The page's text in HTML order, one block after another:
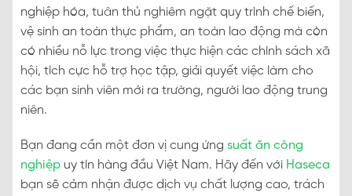
nghiệp hóa, tuân thủ nghiêm ngặt quy trình chế biến,
vệ sinh an toàn thực phẩm, an toàn lao động mà còn
có nhiều nỗ lực trong việc thực hiện các chính sách xã
hội, tích cực hỗ trợ học tập, giải quyết việc làm cho
các bạn sinh viên mới ra trường, người lao động trung
niên.
Bạn đang cần một đơn vị cung ứng suất ăn công
nghiệp uy tín hàng đầu Việt Nam. Hãy đến với Haseca
bạn sẽ cảm nhận được dịch vụ chất lượng cao, trách